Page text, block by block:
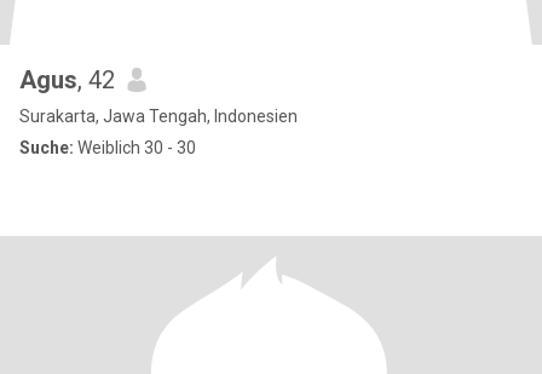
Agus, 42
Surakarta, Jawa Tengah, Indonesien
Suche: Weiblich 30 - 30